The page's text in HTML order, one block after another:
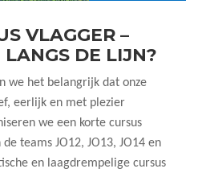
VLAGGER –
DE LIJN?
we het belangrijk dat onze
eerlijk en met plezier
we een korte cursus
teams JO12, JO13, JO14 en
en laagdrempelige cursus